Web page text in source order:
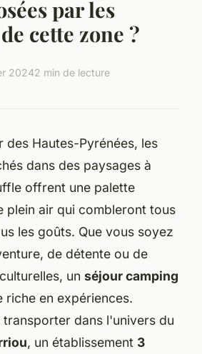
par les
cette zone ?
20242 min de lecture
Hautes-Pyrénées, les
dans des paysages à
offrent une palette
plein air qui combleront tous
les goûts. Que vous soyez
de détente ou de
un séjour camping
riche en expériences.
transporter dans l'univers du
, un établissement 3